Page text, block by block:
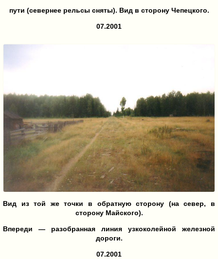
пути (севернее рельсы сняты). Вид в сторону Чепецкого.
07.2001
Вид из той же точки в обратную сторону (на север, в
сторону Майского).
Впереди — разобранная линия узкоколейной железной
дороги.
07.2001